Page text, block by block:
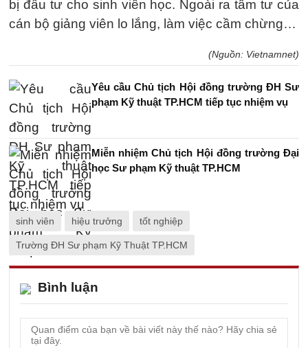
bị đầu tư cho sinh viên học. Ngoài ra tâm tư của
cán bộ giảng viên lo lắng, làm việc cầm chừng…
(Nguồn: Vietnamnet)
Yêu cầu Chủ tịch Hội đồng trường ĐH Sư
phạm Kỹ thuật TP.HCM tiếp tục nhiệm vụ
Miễn nhiệm Chủ tịch Hội đồng trường Đại
học Sư phạm Kỹ thuật TP.HCM
sinh viên hiệu trưởng tốt nghiệp
Trường ĐH Sư phạm Kỹ Thuật TP.HCM
Bình luận